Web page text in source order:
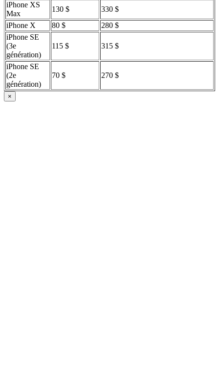
iPhone XS
Max
130 $
330 $
iPhone X
80 $
280 $
iPhone SE
(3e
génération)
115 $ 315 $
iPhone SE
(2e
génération)
70 $ 270 $
×